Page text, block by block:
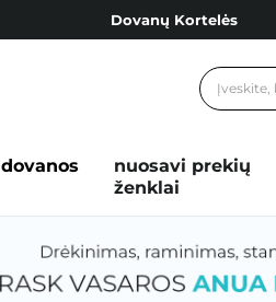
Cosibella lojalumo programa
Dovanų Kortelės
dovanos
nuosavi prekių
ženklai